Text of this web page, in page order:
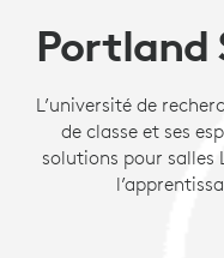
Portland
L’université de
de classe et ses
solutions pour salles